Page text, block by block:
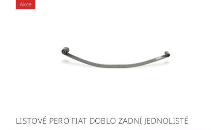
Akce
LISTOVÉ PERO FIAT DOBLO ZADNÍ JEDNOLISTÉ